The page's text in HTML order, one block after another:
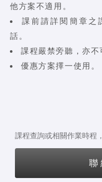
他方案不適用。
課前請詳閱簡章之
話。
課程嚴禁旁聽，亦不
優惠方案擇一使用。
課程查詢或相關作業時程
聯